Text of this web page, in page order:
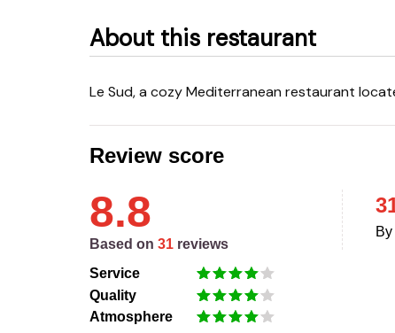
About this restaurant
Le Sud, a cozy Mediterranean restaurant
Review score
8.8
Based on 31 reviews
Service
Quality
Atmosphere